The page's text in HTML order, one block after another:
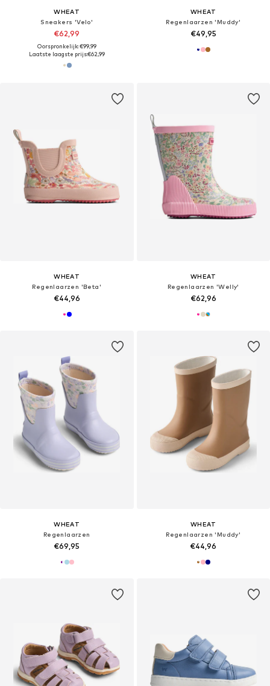
WHEAT
Sneakers 'Velo'
€62,99
Oorspronkelijk: €99,99
Laatste laagste prijs:€62,99
WHEAT
Regenlaarzen 'Muddy'
€49,95
WHEAT
Regenlaarzen 'Beta'
€44,96
WHEAT
Regenlaarzen 'Welly'
€62,96
WHEAT
Regenlaarzen
€69,95
WHEAT
Regenlaarzen 'Muddy'
€44,96